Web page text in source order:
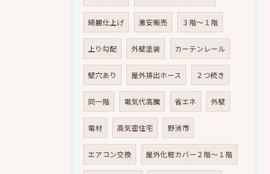
綺麗仕上げ 激安販売 ３階～１階
上り勾配 外壁塗装 カーテンレール
壁穴あり 屋外排出ホース ２つ続き
同一階 電気代高騰 省エネ 外壁
電材 高気密住宅 野洲市
エアコン交換 屋外化粧カバー２階～１階